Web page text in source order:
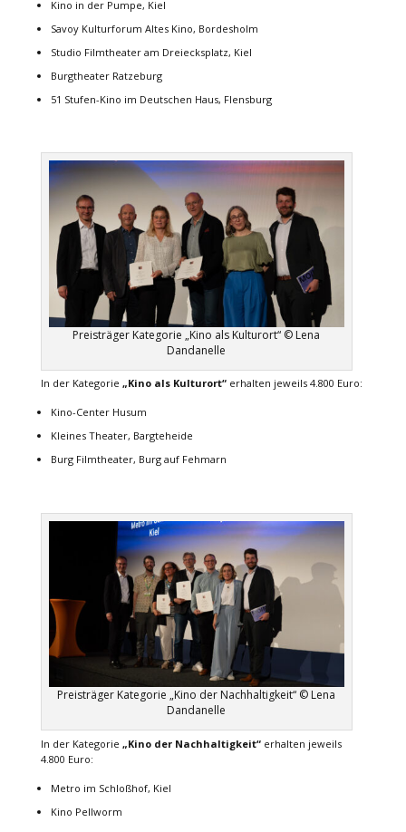
Kino in der Pumpe, Kiel
Savoy Kulturforum Altes Kino, Bordesholm
Studio Filmtheater am Dreiecksplatz, Kiel
Burgtheater Ratzeburg
51 Stufen-Kino im Deutschen Haus, Flensburg
Preisträger Kategorie „Kino als Kulturort“ © Lena
Dandanelle
In der Kategorie „Kino als Kulturort“erhalten jeweils 4.800 Euro:
Kino-Center Husum
Kleines Theater, Bargteheide
Burg Filmtheater, Burg auf Fehmarn
Preisträger Kategorie „Kino der Nachhaltigkeit“ © Lena
Dandanelle
In der Kategorie „Kino der Nachhaltigkeit“erhalten jeweils
4.800 Euro:
Metro im Schloßhof, Kiel
Kino Pellworm